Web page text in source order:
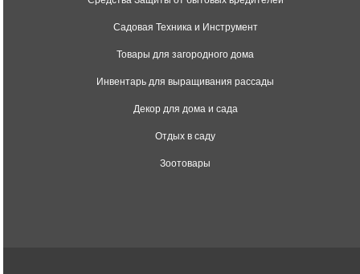
Садовая Техника и Инструмент
Товары для загородного дома
Инвентарь для выращивания рассады
Декор для дома и сада
Отдых в саду
Зоотовары